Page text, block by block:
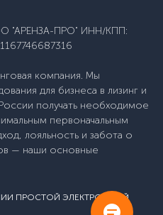
"АРЕНЗА-ПРО" ИНН/КПП:
компания. Мы
для бизнеса в лизинг и
получать необходимое
первоначальным
лояльность и забота о
— наши основные
ПРОСТОЙ ЭЛЕКТРОННОЙ